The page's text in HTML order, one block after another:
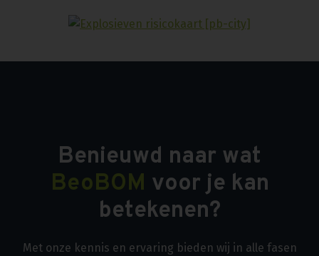
Benieuwd naar wat
BeoBOM voor je kan
betekenen?
Met onze kennis en ervaring bieden wij in alle fasen